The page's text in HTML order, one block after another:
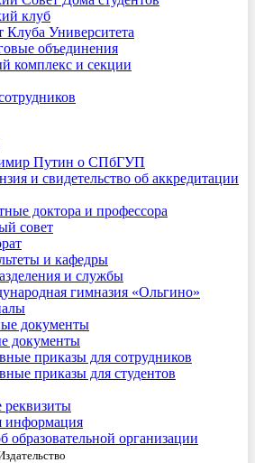
клуб
Клуба Университета
объединения
комплекс и секции
Путин о СПбГУП
и свидетельство об аккредитации
доктора и профессора
совет
и кафедры
и службы
гимназия «Ольгино»
документы
документы
приказы для сотрудников
приказы для студентов
реквизиты
информация
образовательной организации